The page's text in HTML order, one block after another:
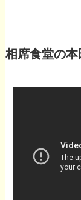
相席食堂の